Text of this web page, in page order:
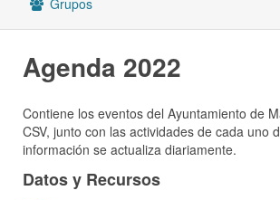
Acerca de
Grupos
Agenda 2022
Contiene los eventos del Ayuntamiento de
CSV, junto con las actividades de cada uno
información se actualiza diariamente.
Datos y Recursos